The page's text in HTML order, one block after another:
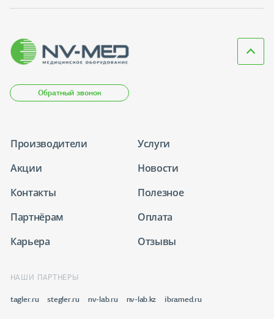
Обратный звонок
Производители
Услуги
Акции
Новости
Контакты
Полезное
Партнёрам
Оплата
Карьера
Отзывы
НАШИ ПАРТНЕРЫ
tagler.ru stegler.ru nv-lab.ru nv-lab.kz ibramed.ru